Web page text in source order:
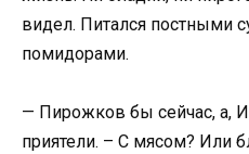
видел. Питался постными
помидорами.
— Пирожков бы сейчас, а,
приятели. – С мясом? Или